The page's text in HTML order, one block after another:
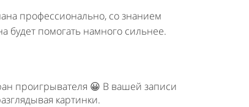
профессионально, со знанием
будет помогать намного сильнее.
проигрывателя 😀 В вашей записи
картинки.